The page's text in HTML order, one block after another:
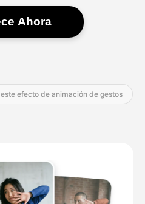
Ahora
efecto de animación de gestos